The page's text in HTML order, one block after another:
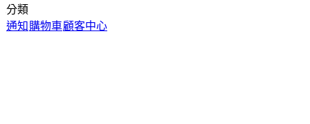
分類
通知 購物車顧客中心